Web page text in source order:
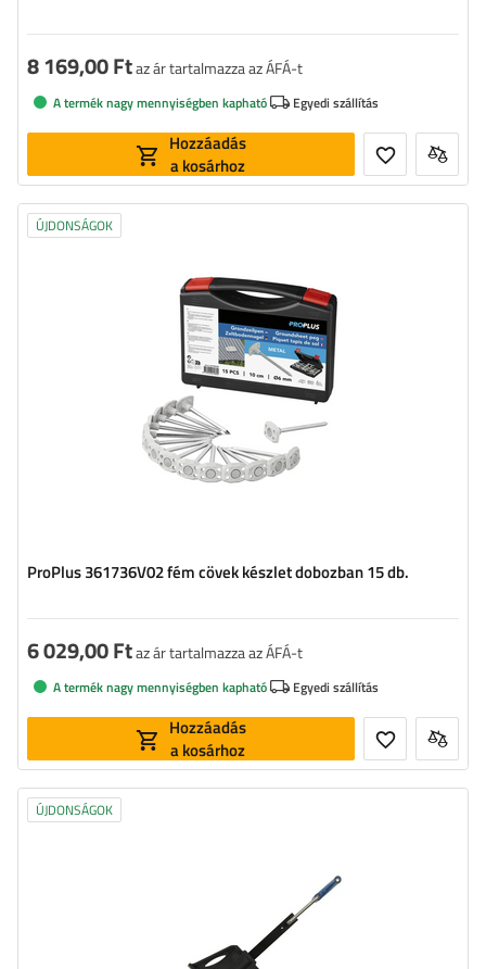
8 169,00 Ftaz ár tartalmazza az ÁFÁ-t
A termék nagy mennyiségben kapható Egyedi szállítás
Hozzáadás
a kosárhoz
ÚJDONSÁGOK
ProPlus 361736V02 fém cövek készlet dobozban 15 db.
6 029,00 Ftaz ár tartalmazza az ÁFÁ-t
A termék nagy mennyiségben kapható Egyedi szállítás
Hozzáadás
a kosárhoz
ÚJDONSÁGOK